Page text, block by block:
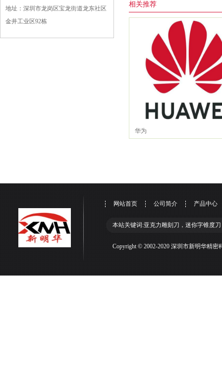
地址：深圳市龙岗区宝龙街道龙东社区
金井工业区92栋
相关推荐
华为
网站首页 公司简介 产品中心
本站关键词:亚克力雕刻刀，迷你字锥度
Copyright © 2002-2020 深圳市新明华精